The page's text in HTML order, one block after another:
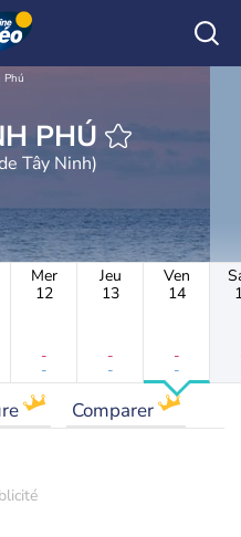
Phú
NINH PHÚ
Tây Ninh)
Mer
12
-
-
Jeu
13
-
-
Ven
14
-
-
Comparer